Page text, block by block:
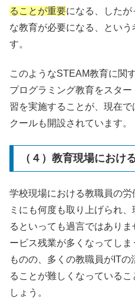
ることが重要になる、したが
な教育が必要になる、とい
す。
このようなSTEAM教育に関
プログラミング教育をスタ
習を実施することが、現在
クールも開設されています。
（４）教育現場におけ
学校現場における教職員の
ミにも何度も取り上げられ
るといっても過言ではあり
ービス残業が多くなってし
ものの、多くの教職員が ITの
ることが難しくなっている
しょう。